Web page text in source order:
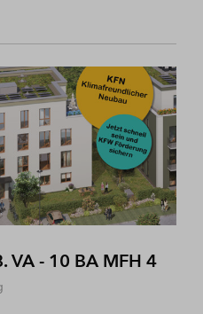
VA - 10 BA MFH 4